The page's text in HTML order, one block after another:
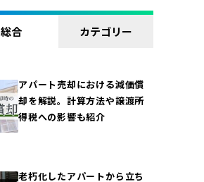
総合 カテゴリー
アパート売却における減価償
却を解説。計算方法や譲渡所
得税への影響も紹介
老朽化したアパートから立ち